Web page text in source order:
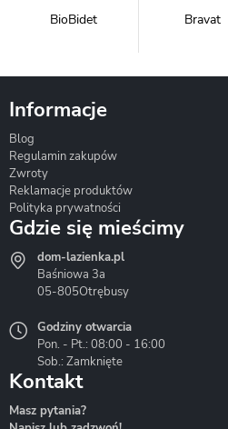
BioBidet Bravat
Hydrostop
Liveno
Informacje
Blog
Regulamin zakupów
Zwroty
Reklamacje produktów
Polityka prywatności
Gdzie się mieścimy
dom-lazienka.pl
Baśniowa 3a
05-805Otrębusy
Godziny otwarcia
Pon. - Pt.: 08:00 - 16:00
Sob.: Zamknięte
Kontakt
Masz pytania?